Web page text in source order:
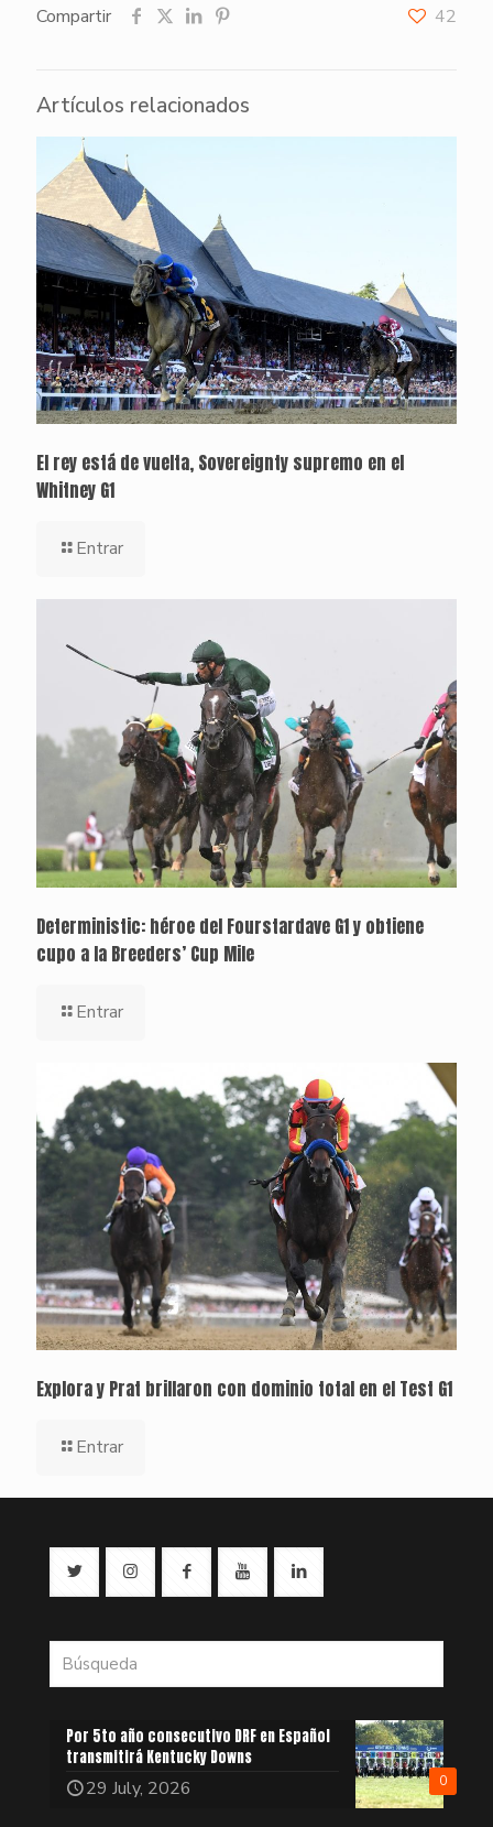
Compartir 42
Artículos relacionados
El rey está de vuelta, Sovereignty supremo en el
Whitney G1
Entrar
Deterministic: héroe del Fourstardave G1 y obtiene
cupo a la Breeders’ Cup Mile
Entrar
Explora y Prat brillaron con dominio total en el Test G1
Entrar
0
Por 5to año consecutivo DRF en Español
transmitirá Kentucky Downs
29 July, 2026